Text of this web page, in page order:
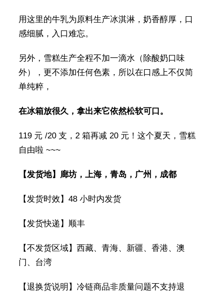
用这里的牛乳为原料生产冰淇淋，奶香醇厚，口
感细腻，入口难忘。
另外，雪糕生产全程不加一滴水（除酸奶口味
外），更不添加任何色素，所以在口感上不仅简
单纯粹，
在冰箱放很久，拿出来它依然松软可口。
119 元 /20 支，2 箱再减 20 元！这个夏天，雪糕
自由啦 ~~~
【发货地】廊坊，上海，青岛，广州，成都
【发货时效】48 小时内发货
【发货快递】顺丰
【不发货区域】西藏、青海、新疆、香港、澳
门、台湾
【退换货说明】冷链商品非质量问题不支持退